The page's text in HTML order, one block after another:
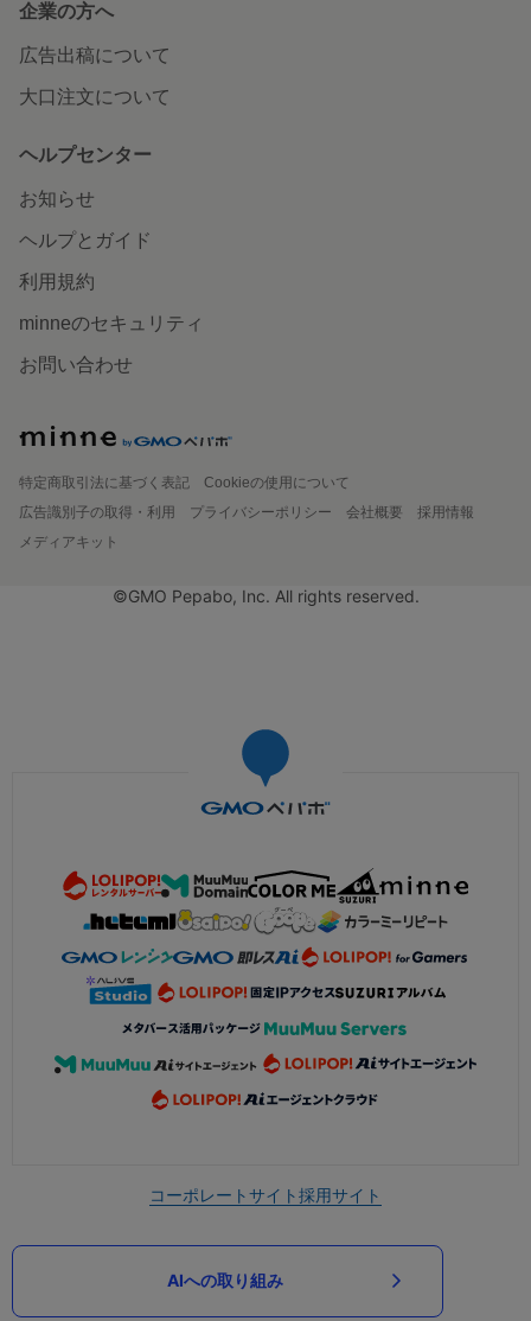
企業の方へ
広告出稿について
大口注文について
ヘルプセンター
お知らせ
ヘルプとガイド
利用規約
minneのセキュリティ
お問い合わせ
特定商取引法に基づく表記
Cookieの使用について
広告識別子の取得・利用
プライバシーポリシー 会社概要
採用情報
メディアキット
©GMO Pepabo, Inc. All rights reserved.
コーポレートサイト採用サイト
AIへの取り組み